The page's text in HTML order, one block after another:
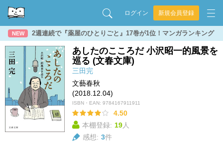
ログイン 新規会員登録
NEW 2週連続で『薬屋のひとりごと』17巻が1位！マンガランキング
あしたのこころだ 小沢昭一的風景を
巡る (文春文庫)
三田完
文藝春秋
(2018.12.04)
ISBN・EAN: 9784167911911
4.50
本棚登録: 19人
感想: 3件